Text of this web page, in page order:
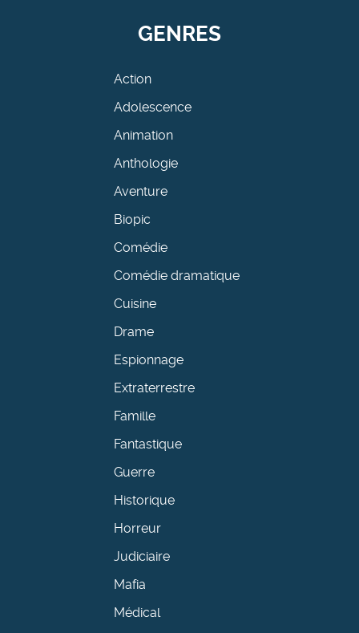
GENRES
Action
Adolescence
Animation
Anthologie
Aventure
Biopic
Comédie
Comédie dramatique
Cuisine
Drame
Espionnage
Extraterrestre
Famille
Fantastique
Guerre
Historique
Horreur
Judiciaire
Mafia
Médical